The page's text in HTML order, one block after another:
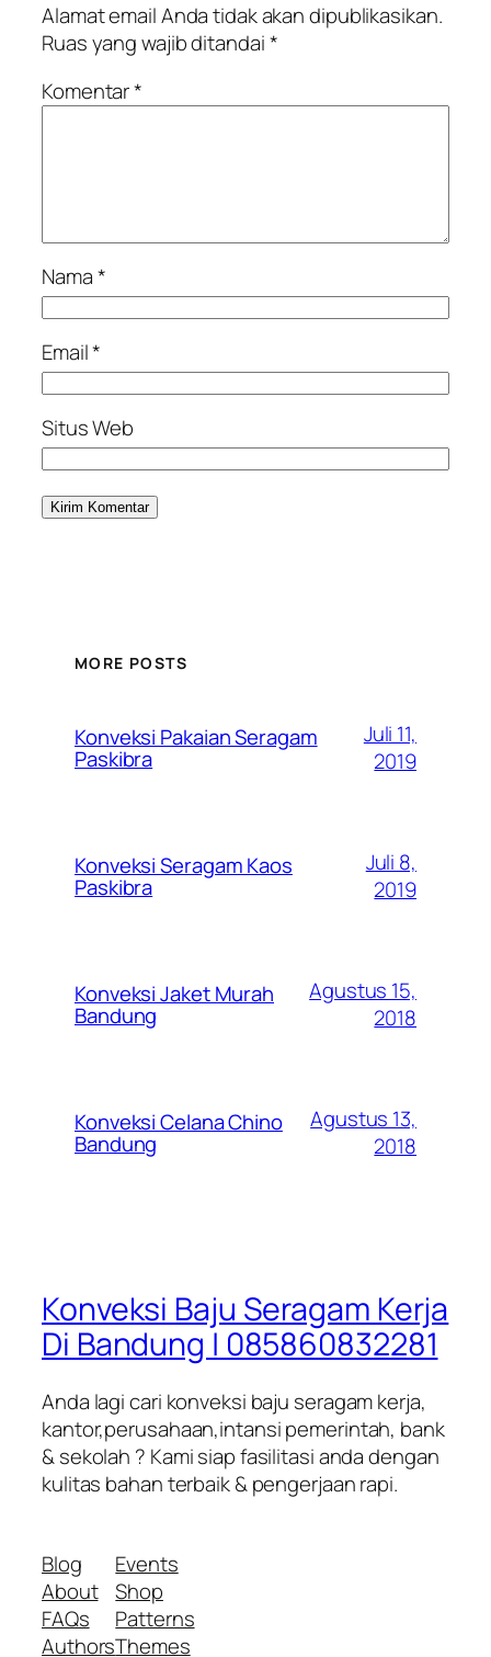
Alamat email Anda tidak akan dipublikasikan.
Ruas yang wajib ditandai*
Komentar*
Nama*
Email*
Situs Web
MORE POSTS
Konveksi Pakaian Seragam
Paskibra
Juli 11,
2019
Konveksi Seragam Kaos
Paskibra
Juli 8,
2019
Konveksi Jaket Murah
Bandung
Agustus 15,
2018
Konveksi Celana Chino
Bandung
Agustus 13,
2018
Konveksi Baju Seragam Kerja
Di Bandung | 085860832281
Anda lagi cari konveksi baju seragam kerja,
kantor,perusahaan,intansi pemerintah, bank
& sekolah ? Kami siap fasilitasi anda dengan
kulitas bahan terbaik & pengerjaan rapi.
Blog
About
FAQs
Authors
Events
Shop
Patterns
Themes